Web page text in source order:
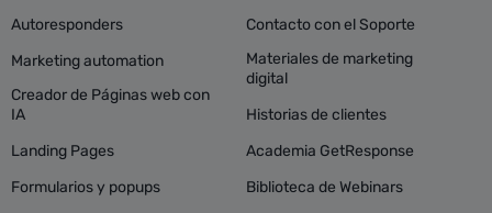
Autoresponders
Marketing automation
Creador de Páginas web con
IA
Landing Pages
Formularios y popups
Contacto con el Soporte
Materiales de marketing
digital
Historias de clientes
Academia GetResponse
Biblioteca de Webinars